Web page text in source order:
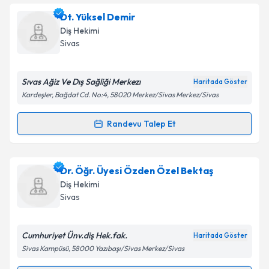
Takvim Talebini Gönder
Dt. Arife Kapdaniçin randevu takvimi talebi
oluşturun. Size bu uzmandan randevu almanız için bir
takvim hazırlandığında e-posta ile bilgilendireceğiz.
Kişisel verilerimin işlenmesine ilişkin
Metni'ni okudum ve kişisel verilerimin belirtilen
Takvim Talebini Gönder
Dt. Yüksel Demir
Diş Hekimi
Sivas
Sıvas Ağiz Ve Dış Sağliği Merkezı Haritada Göster
Kardeşler, Bağdat Cd. No:4, 58020 Merkez/Sivas Merkez/Sivas
Randevu Talep Et
Randevu Takvimi Talebi
Dt. Yüksel Demiriçin randevu takvimi talebi
oluşturun. Size bu uzmandan randevu almanız için bir
takvim hazırlandığında e-posta ile bilgilendireceğiz.
Dr. Öğr. Üyesi Özden Özel Bektaş
Diş Hekimi
Sivas
Cumhuriyet Ünv.diş Hek.fak. Haritada Göster
Sivas Kampüsü, 58000 Yazıbaşı/Sivas Merkez/Sivas